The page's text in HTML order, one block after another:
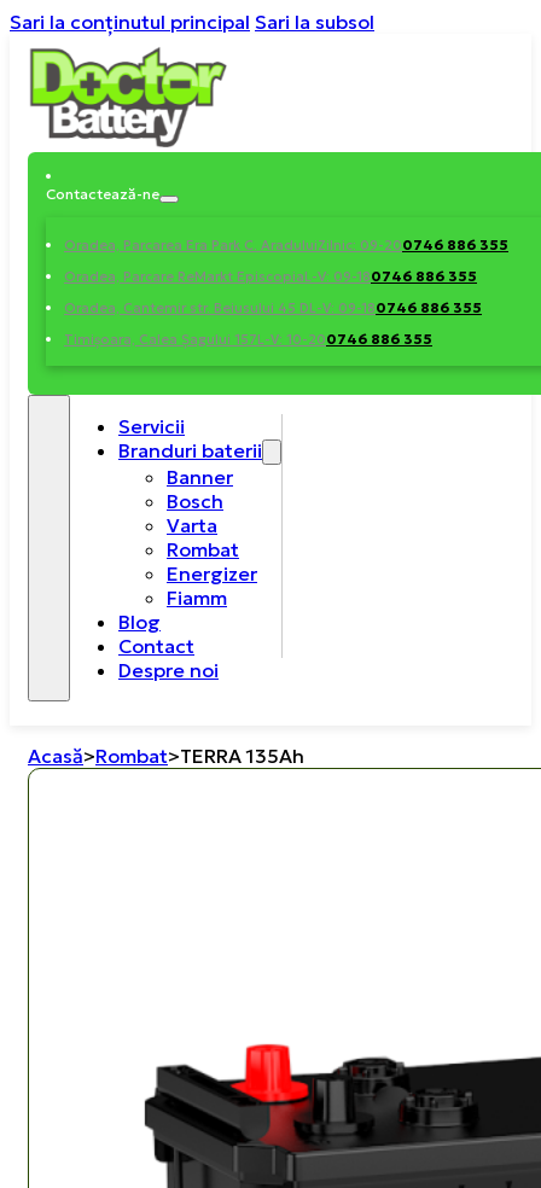
Sari la conținutul principal Sari la subsol
Contactează-ne
Oradea, Parcarea Era Park C. AraduluiZilnic: 09-200746 886 355
Oradea, Parcare ReMarkt EpiscopiaL-V: 09-180746 886 355
Oradea, Cantemir str. Beiusului 45 DL-V: 09-180746 886 355
Timișoara, Calea Șagului 157L-V: 10-200746 886 355
Servicii
Branduri baterii
Banner
Bosch
Varta
Rombat
Energizer
Fiamm
Blog
Contact
Despre noi
Acasă>Rombat>TERRA 135Ah